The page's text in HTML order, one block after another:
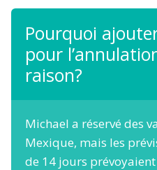
Pourquoi
pour
raison?
Michael a réservé des
Mexique, mais les
de 14 jours